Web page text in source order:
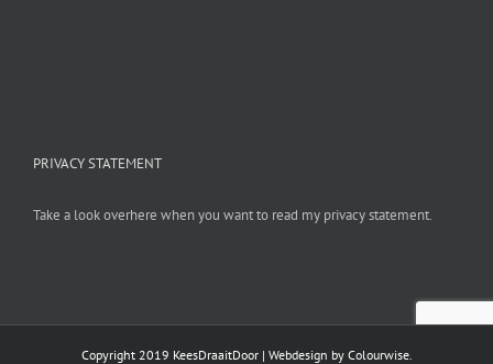
PRIVACY STATEMENT
Take a look overhere when you want to read my privacy statement.
Copyright 2019 KeesDraaitDoor | Webdesign by Colourwise.